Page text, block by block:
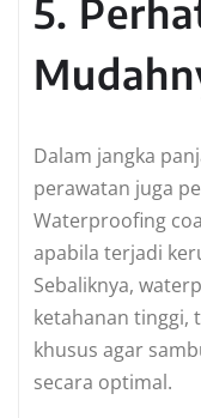
5.
Dalam jangka
perawatan juga
Waterproofing
apabila terjadi
Sebaliknya,
ketahanan tinggi,
khusus agar
secara optimal.